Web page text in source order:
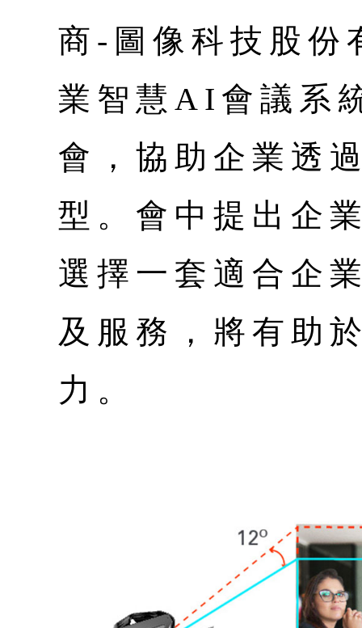
商-圖像科技股份
業智慧AI會議系
會，協助企業透
型。會中提出企
選擇一套適合企
及服務，將有助
力。